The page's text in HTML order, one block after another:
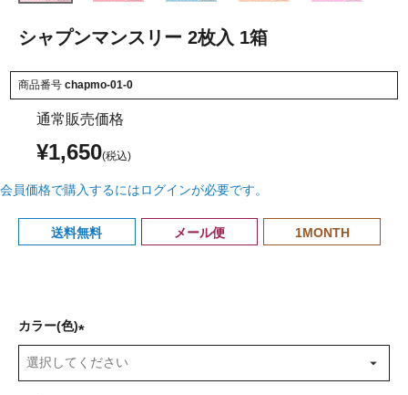
シャプンマンスリー 2枚入 1箱
商品番号 chapmo-01-0
通常販売価格
¥1,650
会員価格で購入するにはログインが必要です。
送料無料 メール便 1MONTH
カラー(色)
必